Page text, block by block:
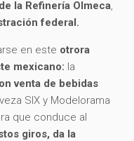
la Refinería Olmeca,
federal.
en este otrora
mexicano: la
venta de bebidas
SIX y Modelorama
que conduce al
giros, da la